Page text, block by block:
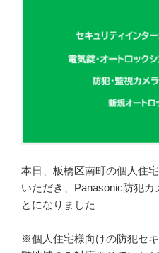
本日、板橋区南町の個人住
いただき、Panasonic防犯
とになりました
※個人住宅様向けの防犯セ